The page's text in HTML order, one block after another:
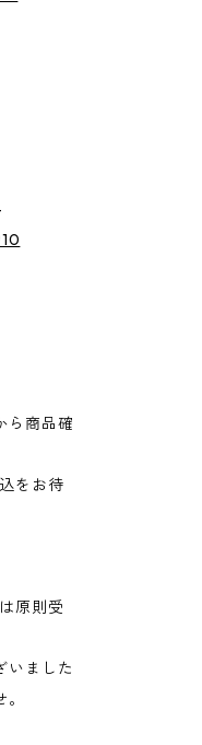
ら商品確
をお待
原則受
いました